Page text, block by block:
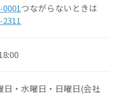
0001つながらないときは
2311
日・水曜日・日曜日(会社